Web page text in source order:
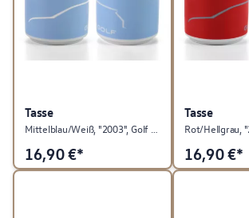
Tasse
Mittelblau/Weiß, "2003", Golf Kollektion
16,90€*
Tasse
16,90€*